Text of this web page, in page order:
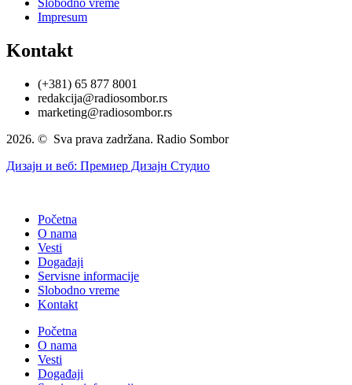
Slobodno vreme
Impresum
Kontakt
(+381) 65 877 8001
redakcija@radiosombor.rs
marketing@radiosombor.rs
2026. © Sva prava zadržana. Radio Sombor
Дизајн и веб: Премиер Дизајн Студио
Početna
O nama
Vesti
Događaji
Servisne informacije
Slobodno vreme
Kontakt
Početna
O nama
Vesti
Događaji